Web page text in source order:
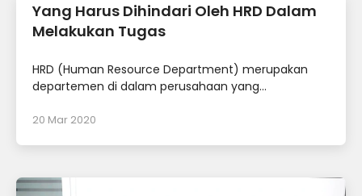
Yang Harus Dihindari Oleh HRD Dalam
Melakukan Tugas
HRD (Human Resource Department) merupakan
departemen di dalam perusahaan yang...
20 Mar 2020